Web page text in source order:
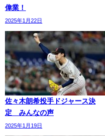
偉業！
2025年1月22日
佐々木朗希投手ドジャース決
定 みんなの声
2025年1月19日